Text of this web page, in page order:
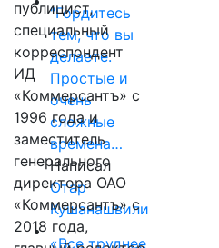
"Гордитесь
тем, что вы
делаете.
Простые и
очень
сложные
времена…
Написал
Отар
Кушанашвили
«Все труднее
публицист,
специальный
корреспондент
ИД
«Коммерсантъ» с
1996 года и
заместитель
генерального
директора ОАО
«Коммерсантъ» с
2018 года,